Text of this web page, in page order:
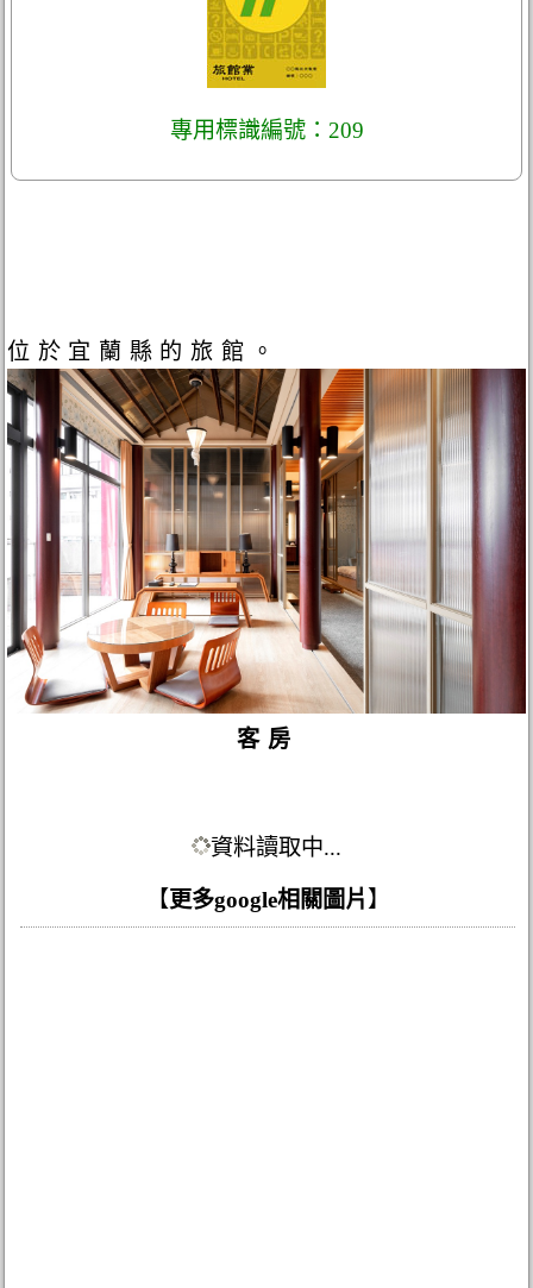
專用標識編號：209
位於宜蘭縣的旅館。
客房
資料讀取中...
【更多google相關圖片】